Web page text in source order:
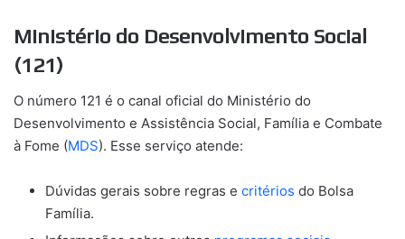
Ministério do Desenvolvimento Social
(121)
O número 121 é o canal oficial do Ministério do
Desenvolvimento e Assistência Social, Família e Combate
à Fome (MDS). Esse serviço atende:
Dúvidas gerais sobre regras e critérios do Bolsa
Família.